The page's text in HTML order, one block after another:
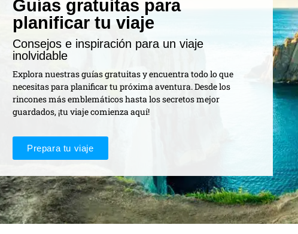
Guías gratuitas para
planificar tu viaje
Consejos e inspiración para un viaje
inolvidable
Explora nuestras guías gratuitas y encuentra todo lo que
necesitas para planificar tu próxima aventura. Desde los
rincones más emblemáticos hasta los secretos mejor
guardados, ¡tu viaje comienza aquí!
Prepara tu viaje